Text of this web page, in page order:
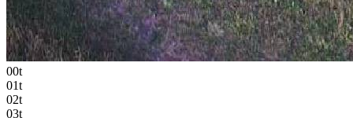
00t
01t
02t
03t